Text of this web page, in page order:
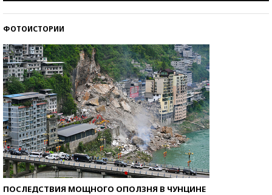
ФОТОИСТОРИИ
ПОСЛЕДСТВИЯ МОЩНОГО ОПОЛЗНЯ В ЧУНЦИНЕ